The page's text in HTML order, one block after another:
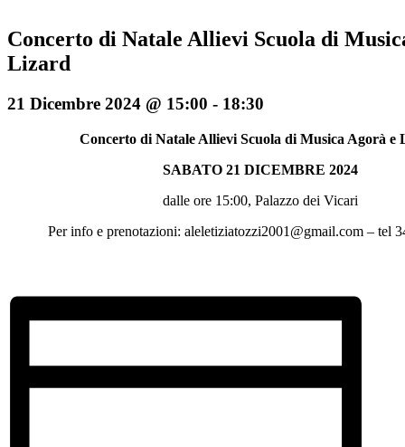
Concerto di Natale Allievi Scuola di
Lizard
21 Dicembre 2024 @ 15:00 - 18:30
Concerto di Natale Allievi Scuola di Musica Agorà e
SABATO 21 DICEMBRE 2024
dalle ore 15:00, Palazzo dei Vicari
Per info e prenotazioni: aleletiziatozzi2001@gmail.com – tel